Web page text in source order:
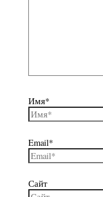
Имя*
Email*
Сайт